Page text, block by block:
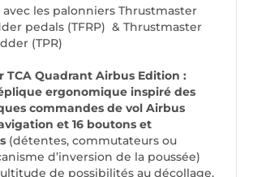
les palonniers Thrustmaster
pedals (TFRP) & Thrustmaster
(TPR)
TCA Quadrant Airbus Edition :
ergonomique inspiré des
commandes de vol Airbus
et 16 boutons et
(détentes, commutateurs ou
d’inversion de la poussée)
de possibilités au décollage,